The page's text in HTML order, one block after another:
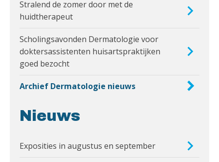
Stralend de zomer door met de
huidtherapeut
Scholingsavonden Dermatologie voor
doktersassistenten huisartspraktijken
goed bezocht
Archief Dermatologie nieuws
Nieuws
Exposities in augustus en september